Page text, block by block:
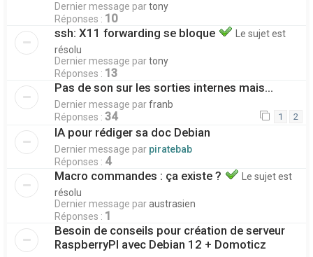
Dernier message partony
Réponses : 10
ssh: X11 forwarding se bloque
Le sujet est
résolu
Dernier message partony
Réponses : 13
Pas de son sur les sorties internes mais...
Dernier message parfranb
Réponses : 34 1 2
IA pour rédiger sa doc Debian
Dernier message par piratebab
Réponses : 4
Macro commandes : ça existe ?
Le sujet est
résolu
Dernier message paraustrasien
Réponses : 1
Besoin de conseils pour création de serveur
RaspberryPI avec Debian 12 + Domoticz